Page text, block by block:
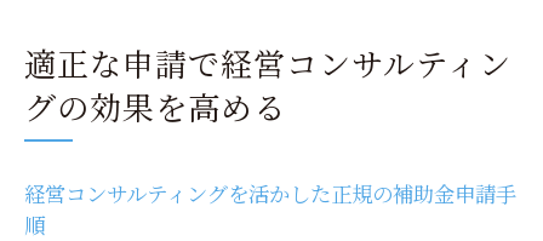
適正な申請で経営コンサルティン
グの効果を高める
経営コンサルティングを活かした正規の補助金申請手
順